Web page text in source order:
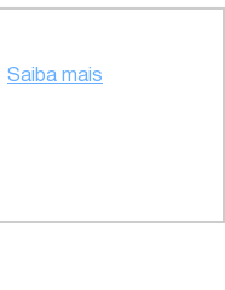
Saiba mais